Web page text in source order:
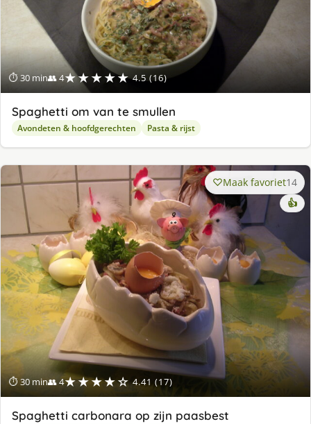
⏱ 30 min👥 4★★★★★ 4.5 (16)
Spaghetti om van te smullen
Avondeten & hoofdgerechten Pasta & rijst
⏱ 30 min👥 4★★★★☆ 4.41 (17)
Maak favoriet14
👍
Spaghetti carbonara op zijn paasbest